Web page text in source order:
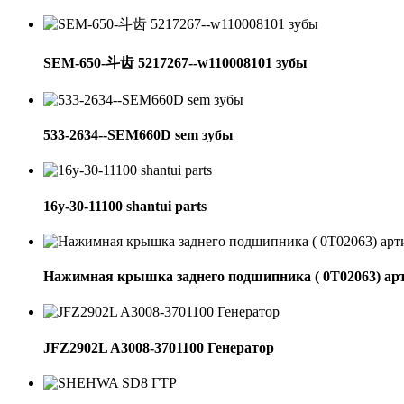
SEM-650-斗齿 5217267--w110008101 зубы
533-2634--SEM660D sem зубы
16y-30-11100 shantui parts
Нажимная крышка заднего подшипника ( 0Т02063)
JFZ2902L A3008-3701100 Генератор